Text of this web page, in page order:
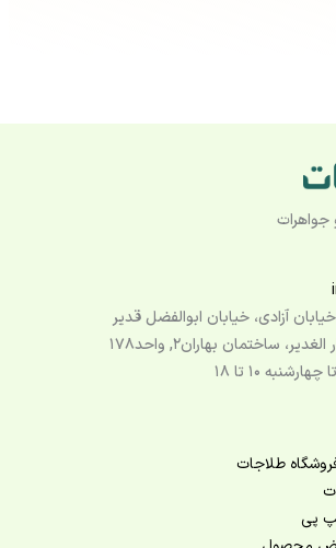
جواهرات
آزادی، خیابان ابوالفضل قدیر
ساختمان بهاران2, واحد178
۱۰ تا ۱۸
طلاجات
پی